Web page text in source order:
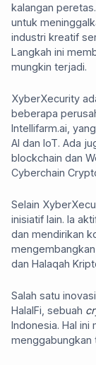
kalangan
untuk
industri kreatif
Langkah ini
mungkin terjadi.
XyberXecurity
beberapa
Intellifarm.ai,
AI dan IoT. Ada
blockchain dan
Cyberchain
Selain
inisiatif lain. Ia
dan mendirikan
dan Halaqah
Salah satu
HalalFi, sebuah
Indonesia. Hal ini
menggabungkan